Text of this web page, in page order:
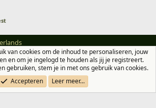
en regels Privacybeleid
Help
® © 2010-2026 XenForo Ltd.
van cookies om de inhoud te personaliseren, jouw
en om je ingelogd te houden als jij je registreert.
gebruiken, stem je in met ons gebruik van cookies.
Accepteren
Leer meer…